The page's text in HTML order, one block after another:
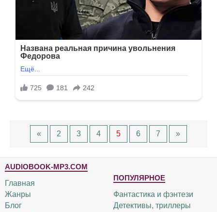
« 2 3 4 5 6 7 »
AUDIOBOOK-MP3.COM
Главная
Жанры
Блог
ПОПУЛЯРНОЕ
Фантастика и фэнтези
Детективы, триллеры